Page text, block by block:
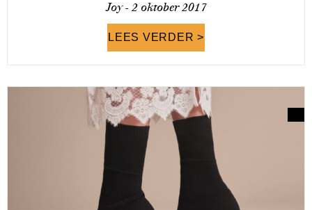
Joy - 2 oktober 2017
LEES VERDER >